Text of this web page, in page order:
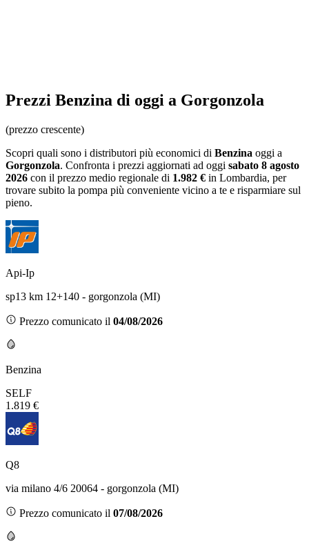
Prezzi Benzina di oggi a Gorgonzola
(prezzo crescente)
Scopri quali sono i distributori più economici di Benzina oggi a
Gorgonzola. Confronta i prezzi aggiornati ad oggi sabato 8 agosto
2026 con il prezzo medio regionale di 1.982 € in Lombardia, per
trovare subito la pompa più conveniente vicino a te e risparmiare sul
pieno.
Api-Ip
sp13 km 12+140 - gorgonzola (MI)
Prezzo comunicato il 04/08/2026
Benzina
SELF
1.819 €
Q8
via milano 4/6 20064 - gorgonzola (MI)
Prezzo comunicato il 07/08/2026